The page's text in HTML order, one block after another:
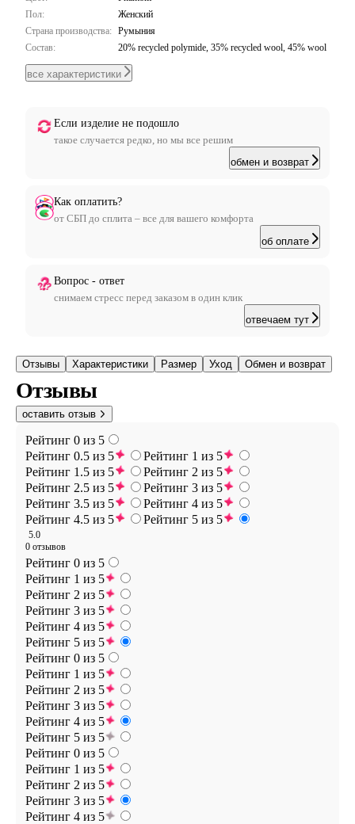
Пол:
Женский
Страна производства: Румыния
Состав:
20% recycled polymide, 35% recycled wool, 45% wool
все характеристики
Если изделие не подошло
такое случается редко, но мы все решим
обмен и возврат
Как оплатить?
от СБП до сплита – все для вашего комфорта
об оплате
Вопрос - ответ
снимаем стресс перед заказом в один клик
отвечаем тут
Отзывы Характеристики Размер Уход Обмен и возврат
Отзывы
оставить отзыв
Рейтинг 0 из 5
Рейтинг 0.5 из 5
Рейтинг 1 из 5
Рейтинг 1.5 из 5
Рейтинг 2 из 5
Рейтинг 2.5 из 5
Рейтинг 3 из 5
Рейтинг 3.5 из 5
Рейтинг 4 из 5
Рейтинг 4.5 из 5
Рейтинг 5 из 5
5.0
0 отзывов
Рейтинг 0 из 5
Рейтинг 1 из 5
Рейтинг 2 из 5
Рейтинг 3 из 5
Рейтинг 4 из 5
Рейтинг 5 из 5
Рейтинг 0 из 5
Рейтинг 1 из 5
Рейтинг 2 из 5
Рейтинг 3 из 5
Рейтинг 4 из 5
Рейтинг 5 из 5
Рейтинг 0 из 5
Рейтинг 1 из 5
Рейтинг 2 из 5
Рейтинг 3 из 5
Рейтинг 4 из 5